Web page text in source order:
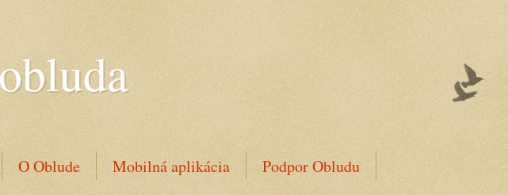
O Oblude Mobilná aplikácia Podpor Obludu